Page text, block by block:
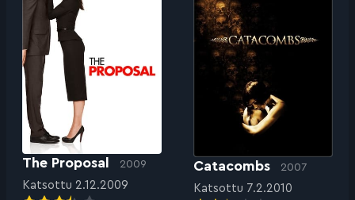
The Proposal 2009
Katsottu 2.12.2009
Catacombs 2007
Katsottu 7.2.2010